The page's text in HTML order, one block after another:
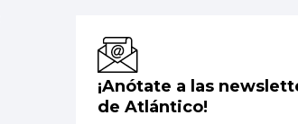
¡Anótate a las
de Atlántico!